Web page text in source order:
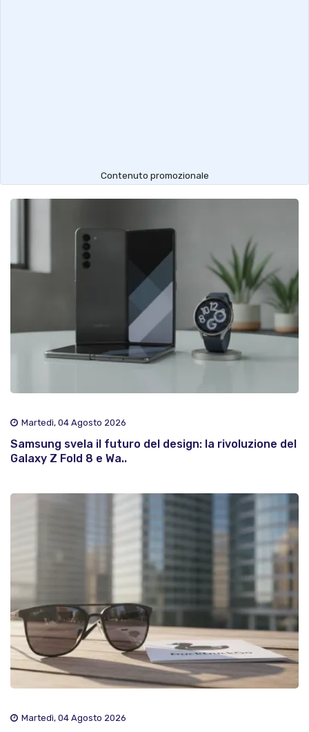
Contenuto promozionale
Martedì, 04 Agosto 2026
Samsung svela il futuro del design: la rivoluzione del
Galaxy Z Fold 8 e Wa..
Martedì, 04 Agosto 2026